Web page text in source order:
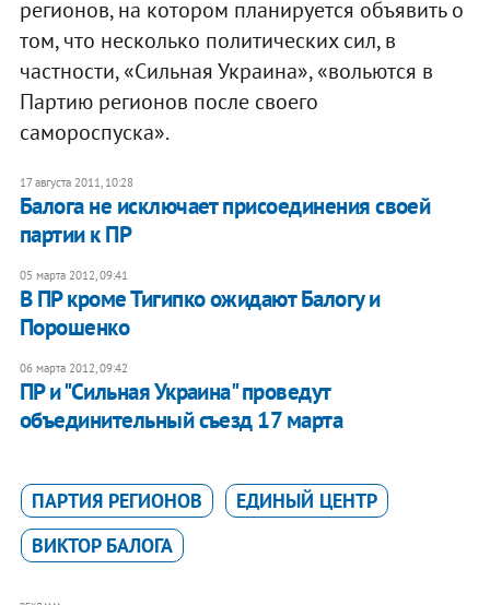
регионов, на котором планируется объявить о
том, что несколько политических сил, в
частности, «Сильная Украина», «вольются в
Партию регионов после своего
самороспуска».
17 августа 2011, 10:28
Балога не исключает присоединения своей
партии к ПР
05 марта 2012, 09:41
В ПР кроме Тигипко ожидают Балогу и
Порошенко
06 марта 2012, 09:42
ПР и "Сильная Украина" проведут
объединительный съезд 17 марта
ПАРТИЯ РЕГИОНОВ
ЕДИНЫЙ ЦЕНТР
ВИКТОР БАЛОГА